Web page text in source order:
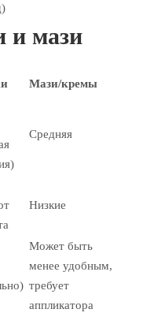
и мази
Мази/кремы
Средняя
Низкие
Может быть
менее удобным,
требует
аппликатора